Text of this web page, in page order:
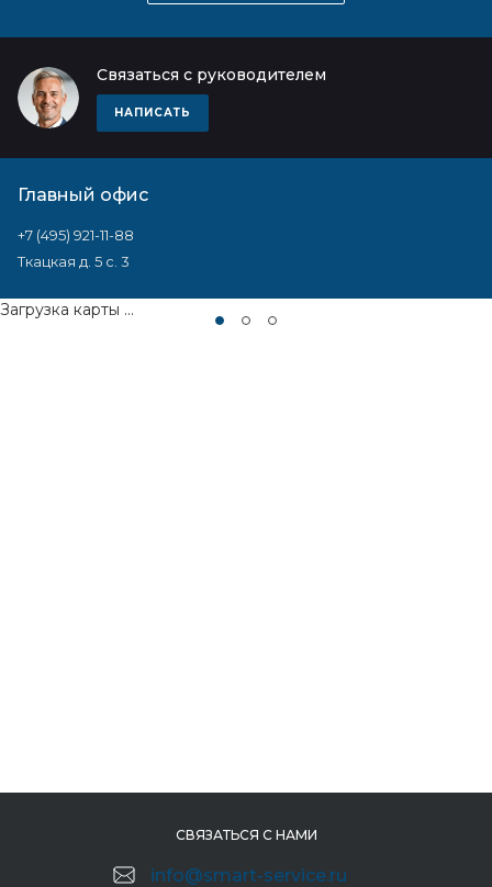
Связаться с руководителем
НАПИСАТЬ
Главный офис
+7 (495) 921-11-88
Ткацкая д. 5 с. 3
Загрузка карты ...
СВЯЗАТЬСЯ С НАМИ
info@smart-service.ru